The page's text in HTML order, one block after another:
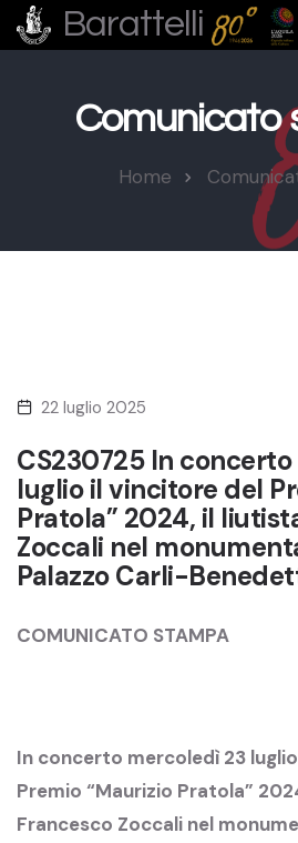
Barattelli
Comunicato
Home
22 luglio 2025
CS230725 In
luglio il vincitore del
Pratola” 2024, il
Zoccali nel
Palazzo Carli-
COMUNICATO STAMPA
In concerto mercoledì 23
Premio “Maurizio Pratola”
Francesco Zoccali nel